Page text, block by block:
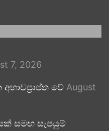
7, 2026
වේ August
සමඟ සැපයුම්